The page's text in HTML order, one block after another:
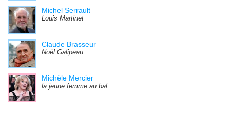
Michel Serrault
Louis Martinet
Claude Brasseur
Noël Galipeau
Michèle Mercier
la jeune femme au bal